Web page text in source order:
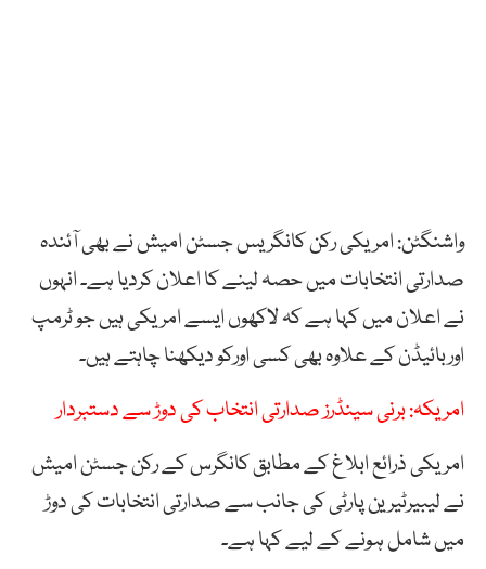
واشنگٹن: امریکی رکن کانگریس جسٹن امیش نے بھی آئندہ
صدارتی انتخابات میں حصہ لینے کا اعلان کردیا ہے۔ انہوں
نے اعلان میں کہا ہے کہ لاکھوں ایسے امریکی ہیں جو ٹرمپ
اوربائیڈن کے علاوہ بھی کسی اورکو دیکھنا چاہتے ہیں۔
امریکہ: برنی سینڈرز صدارتی انتخاب کی دوڑ سے دستبردار
امریکی ذرائع ابلاغ کے مطابق کانگرس کے رکن جسٹن امیش
نے لیبیرٹیرین پارٹی کی جانب سے صدارتی انتخابات کی دوڑ
میں شامل ہونے کے لیے کہا ہے۔